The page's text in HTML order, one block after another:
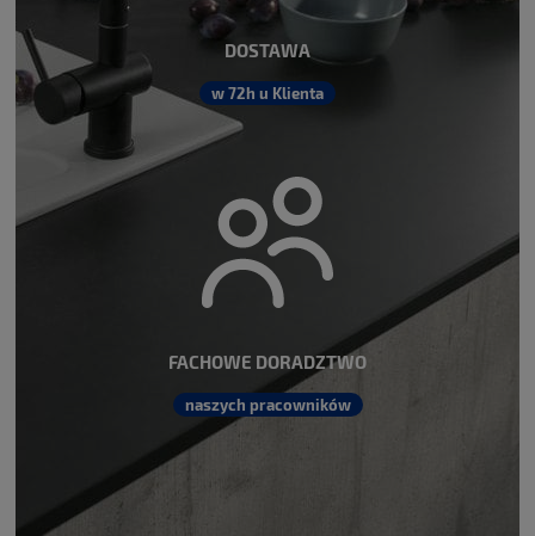
DOSTAWA
w 72h u Klienta
FACHOWE DORADZTWO
naszych pracowników